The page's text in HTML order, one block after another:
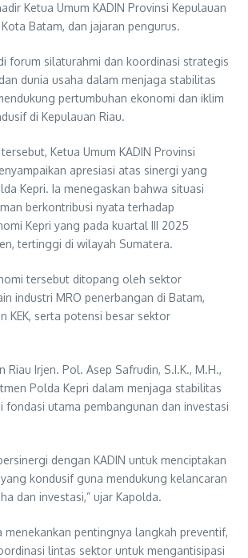
Ketua Umum KADIN Provinsi Kepulauan
Kota Batam, dan jajaran pengurus.
forum silaturahmi dan koordinasi strategis
dunia usaha dalam menjaga stabilitas
pertumbuhan ekonomi dan iklim
di Kepulauan Riau.
Ketua Umum KADIN Provinsi
apresiasi atas sinergi yang
Kepri. Ia menegaskan bahwa situasi
berkontribusi nyata terhadap
Kepri yang pada kuartal III 2025
tertinggi di wilayah Sumatera.
tersebut ditopang oleh sektor
industri MRO penerbangan di Batam,
KEK, serta potensi besar sektor
Riau Irjen. Pol. Asep Safrudin, S.I.K., M.H.,
Polda Kepri dalam menjaga stabilitas
fondasi utama pembangunan dan investasi
dengan KADIN untuk menciptakan
kondusif guna mendukung kelancaran
dan investasi,” ujar Kapolda.
menekankan pentingnya langkah preventif,
lintas sektor untuk mengantisipasi